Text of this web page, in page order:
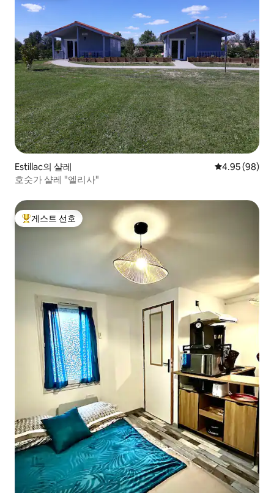
Estillac의 샬레 평점 4.95점(5
4.95 (98)
호숫가 샬레 "엘리사"
상위 게스트 선호
게스트 선호